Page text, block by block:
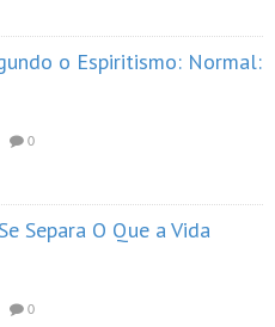
o Espiritismo: Normal:
0
Separa O Que a Vida
0